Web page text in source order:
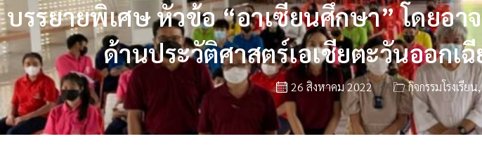
บรรยายพิเศษ หัวข้อ “อาเซียนศึกษา” โดยอ
ด้านประวัติศาสตร์เอเชียตะวันออก
26 สิงหาคม 2022 กิจกรรมโรงเรียน